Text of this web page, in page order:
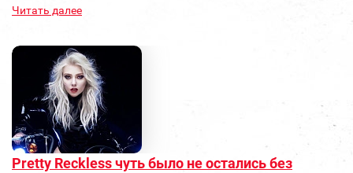
Читать далее
Pretty Reckless чуть было не остались без